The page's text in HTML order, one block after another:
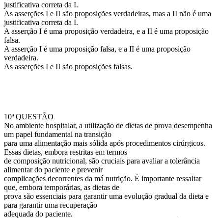
justificativa correta da I.
As asserções I e II são proposições verdadeiras, mas a II não é uma
justificativa correta da I.
A asserção I é uma proposição verdadeira, e a II é uma proposição
falsa.
A asserção I é uma proposição falsa, e a II é uma proposição
verdadeira.
As asserções I e II são proposições falsas.
10ª QUESTÃO
No ambiente hospitalar, a utilização de dietas de prova desempenha
um papel fundamental na transição
para uma alimentação mais sólida após procedimentos cirúrgicos.
Essas dietas, embora restritas em termos
de composição nutricional, são cruciais para avaliar a tolerância
alimentar do paciente e prevenir
complicações decorrentes da má nutrição. É importante ressaltar
que, embora temporárias, as dietas de
prova são essenciais para garantir uma evolução gradual da dieta e
para garantir uma recuperação
adequada do paciente.